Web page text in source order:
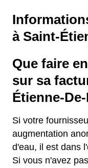
à Saint-
Que faire
sur sa
Étienne-
Si votre
augmentation
d'eau, il est dans
Si vous n'avez